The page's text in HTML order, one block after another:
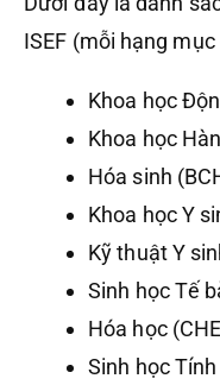
ISEF (mỗi hạng
Khoa học
Khoa học
Hóa sinh
Khoa học Y
Kỹ thuật Y
Sinh học Tế
Hóa học
Sinh học